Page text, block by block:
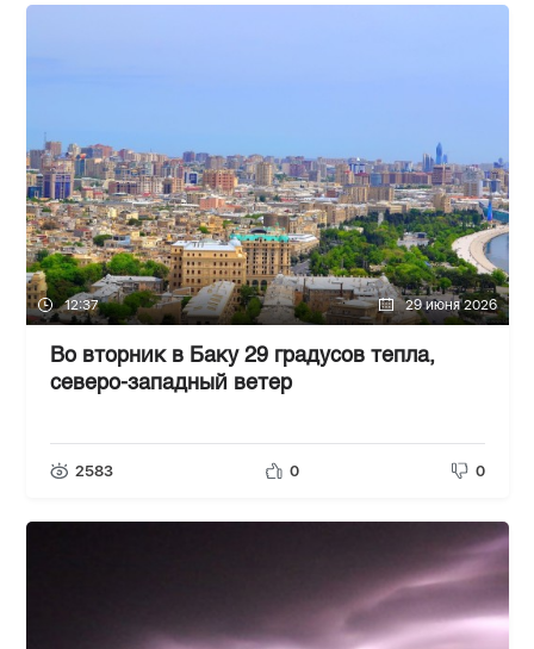
12:37 29 июня 2026
Во вторник в Баку 29 градусов тепла,
северо-западный ветер
2583 0 0